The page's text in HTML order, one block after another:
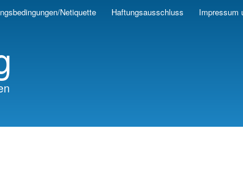
Skip
Netiquette Haftungsausschluss Impressum